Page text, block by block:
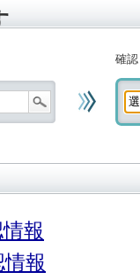
確
報
報